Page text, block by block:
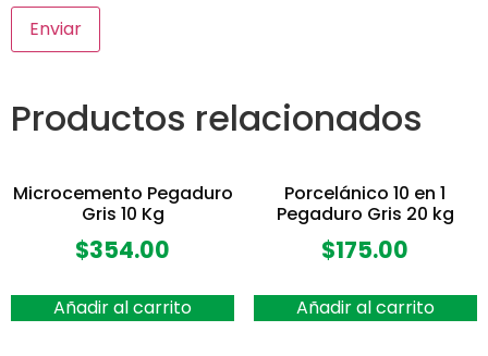
Productos relacionados
Microcemento Pegaduro
Gris 10 Kg
$354.00
Añadir al carrito
Porcelánico 10 en 1
Pegaduro Gris 20 kg
$175.00
Añadir al carrito